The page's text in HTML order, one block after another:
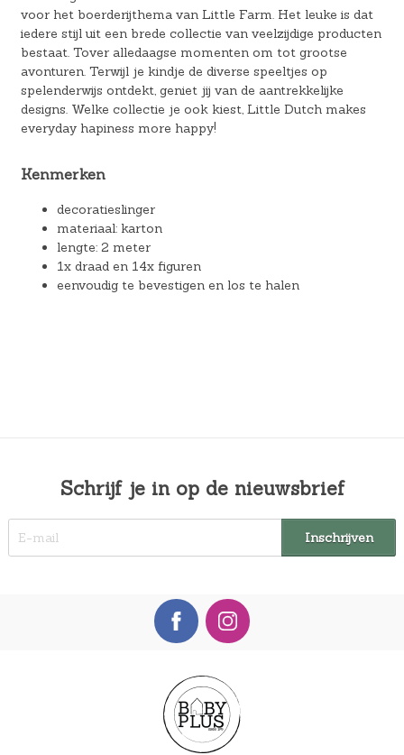
voor het boerderijthema van Little Farm. Het leuke is dat
iedere stijl uit een brede collectie van veelzijdige producten
bestaat. Tover alledaagse momenten om tot grootse
avonturen. Terwijl je kindje de diverse speeltjes op
spelenderwijs ontdekt, geniet jij van de aantrekkelijke
designs. Welke collectie je ook kiest, Little Dutch makes
everyday hapiness more happy!
Kenmerken
decoratieslinger
materiaal: karton
lengte: 2 meter
1x draad en 14x figuren
eenvoudig te bevestigen en los te halen
Schrijf je in op de nieuwsbrief